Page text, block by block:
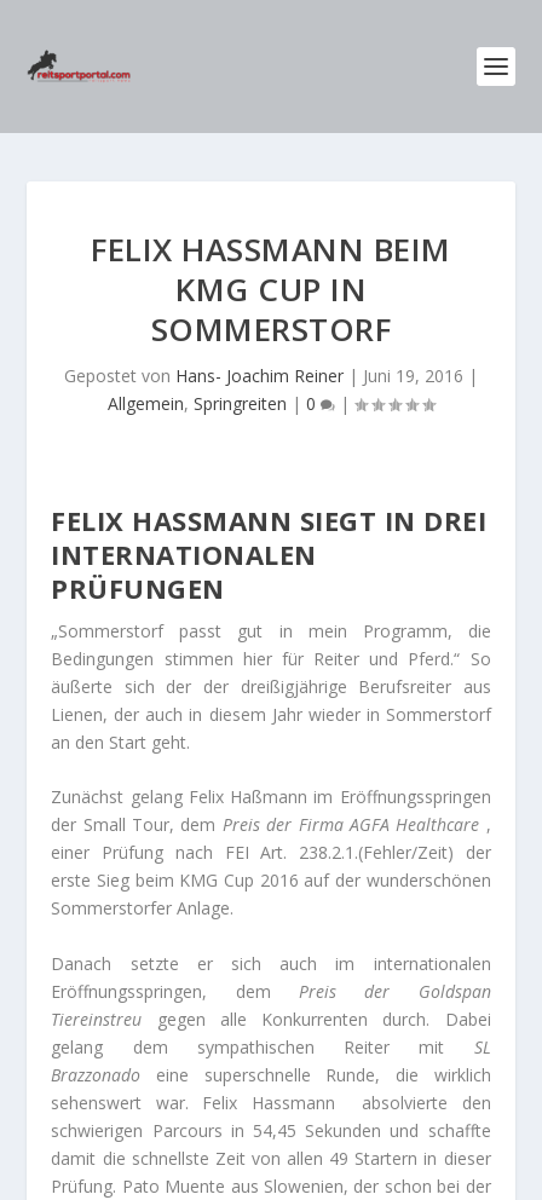
FELIX HASSMANN BEIM K
MG CUP IN S
OMMERSTORF
Gepostet von Hans- Joachim Reiner | Juni 19, 2016 |
Allgemein, Springreiten | 0 |
FELIX HASSMANN SIEGT IN DREI I
NTERNATIONALEN P
RÜFUNGEN
„Sommerstorf passt gut in mein Programm, die
Bedingungen stimmen hier für Reiter und Pferd.“ So
äußerte sich der der dreißigjährige Berufsreiter aus
Lienen, der auch in diesem Jahr wieder in Sommerstorf
an den Start geht.
Zunächst gelang Felix Haßmann im Eröffnungsspringen
der Small Tour, dem Preis der Firma AGFA Healthcare ,
einer Prüfung nach FEI Art. 238.2.1.(Fehler/Zeit) der
erste Sieg beim KMG Cup 2016 auf der wunderschönen
Sommerstorfer Anlage.
Danach setzte er sich auch im internationalen
Eröffnungsspringen, dem Preis der Goldspan
Tiereinstreu
gegen alle Konkurrenten durch. Dabei
gelang dem sympathischen Reiter mit SL
Brazzonado eine superschnelle Runde, die wirklich
sehenswert war. Felix Hassmann absolvierte den
schwierigen Parcours in 54,45 Sekunden und schaffte
damit die schnellste Zeit von allen 49 Startern in dieser
Prüfung. Pato Muente aus Slowenien, der schon bei der